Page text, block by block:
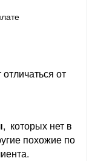
от
, которых нет в
похожие по